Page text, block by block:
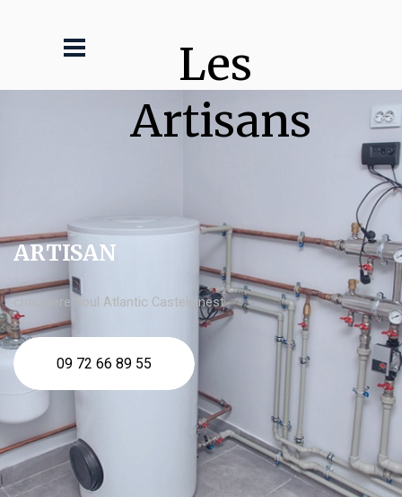
Les
Artisans
ARTISAN
chaudière fioul Atlantic Castelginest
09 72 66 89 55